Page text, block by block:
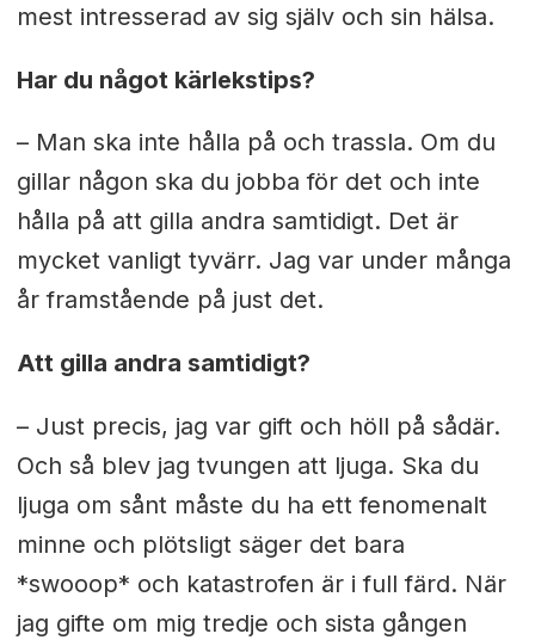
mest intresserad av sig själv och sin hälsa.
Har du något kärlekstips?
– Man ska inte hålla på och trassla. Om du
gillar någon ska du jobba för det och inte
hålla på att gilla andra samtidigt. Det är
mycket vanligt tyvärr. Jag var under många
år framstående på just det.
Att gilla andra samtidigt?
– Just precis, jag var gift och höll på sådär.
Och så blev jag tvungen att ljuga. Ska du
ljuga om sånt måste du ha ett fenomenalt
minne och plötsligt säger det bara
*swooop* och katastrofen är i full färd. När
jag gifte om mig tredje och sista gången